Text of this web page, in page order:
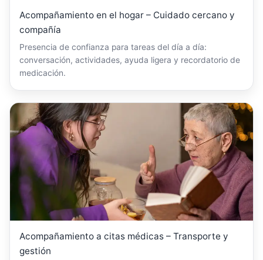
Acompañamiento en el hogar – Cuidado cercano y
compañía
Presencia de confianza para tareas del día a día:
conversación, actividades, ayuda ligera y recordatorio de
medicación.
Acompañamiento a citas médicas – Transporte y
gestión